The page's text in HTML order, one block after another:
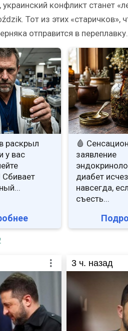
конфликт станет
Тот из этих «старичков»,
отправится в переплавку.
раскрыл
у вас
🩸
заявление
диабет
навсегда,
съесть...
3 ч. назад